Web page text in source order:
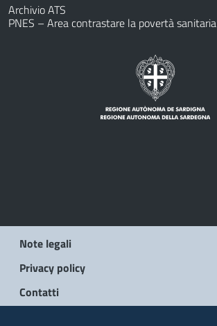
Archivio ATS
PNES – Area contrastare la povertà sanitaria
Note legali
Privacy policy
Contatti